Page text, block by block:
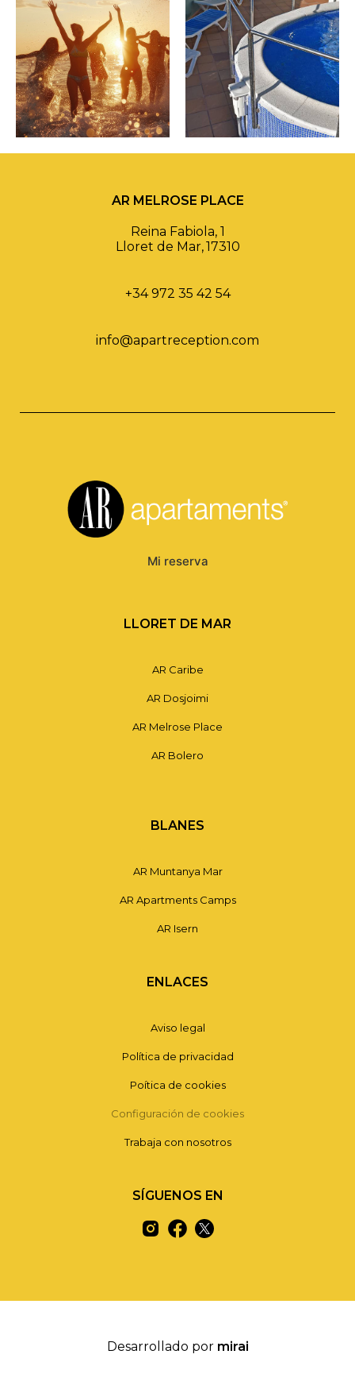
AR MELROSE PLACE
Reina Fabiola, 1
Lloret de Mar,17310
+34 972 35 42 54
info@apartreception.com
Mi reserva
LLORET DE MAR
AR Caribe
AR Dosjoimi
AR Melrose Place
AR Bolero
BLANES
AR Muntanya Mar
AR Apartments Camps
AR Isern
ENLACES
Aviso legal
Política de privacidad
Poítica de cookies
Configuración de cookies
Trabaja con nosotros
SÍGUENOS EN
Desarrollado por mirai